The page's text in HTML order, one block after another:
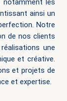
notamment les
ainsi un
Notre
de nos clients
une
et créative.
et projets de
et expertise.